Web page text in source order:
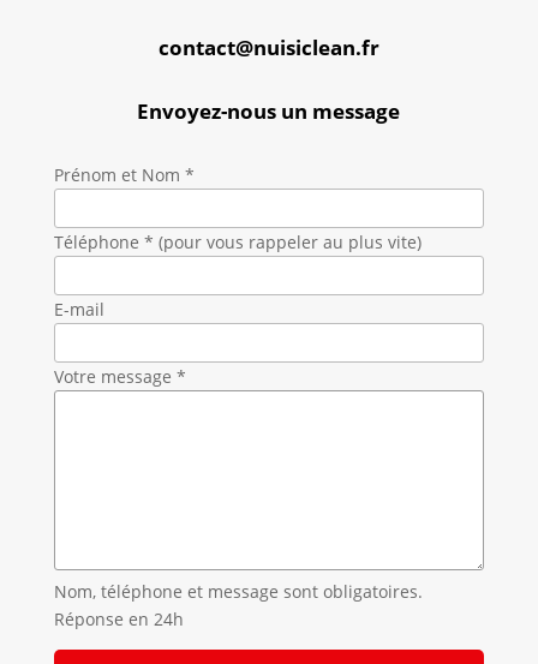
contact@nuisiclean.fr
Envoyez-nous un message
Prénom et Nom *
Téléphone * (pour vous rappeler au plus vite)
E-mail
Votre message *
Nom, téléphone et message sont obligatoires.
Réponse en 24h